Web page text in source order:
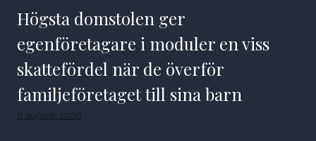
Högsta domstolen ger
egenföretagare i moduler en viss
skattefördel när de överför
familjeföretaget till sina barn
6 augusti 2026